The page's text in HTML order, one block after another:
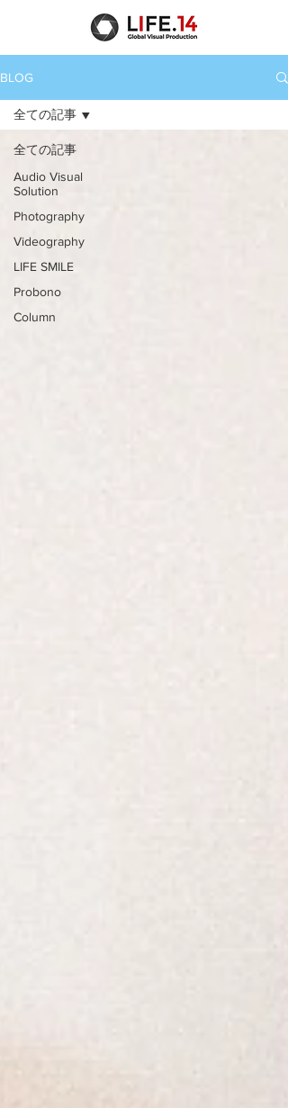
BLOG
全ての記事
Audio Visual
Solution
Photography
Videography
LIFE SMILE
Probono
Column
全ての記事